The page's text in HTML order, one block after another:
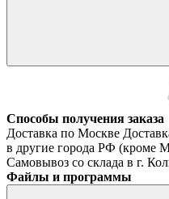
Способы получения заказа
Доставка по Москве
в другие города РФ (кроме
Самовывоз со склада в г.
Файлы и программы